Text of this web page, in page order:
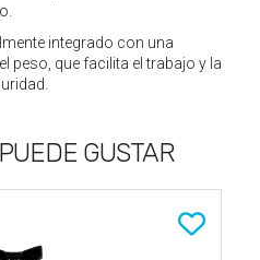
integrado con una
peso, que facilita el trabajo y la
GUSTAR